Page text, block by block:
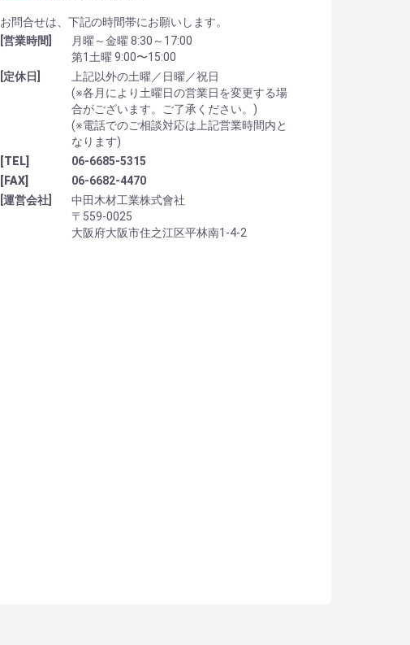
お問合せは、下記の時間帯にお願いします。
[営業時間]
月曜～金曜 8:30～17:00
第1土曜 9:00〜15:00
[定休日]
上記以外の土曜／日曜／祝日
(※各月により土曜日の営業日を変更する場
合がございます。ご了承ください。)
(※電話でのご相談対応は上記営業時間内と
なります)
[TEL]
06-6685-5315
[FAX]
06-6682-4470
[運営会社]
中田木材工業株式會社
〒559-0025
大阪府大阪市住之江区平林南1-4-2